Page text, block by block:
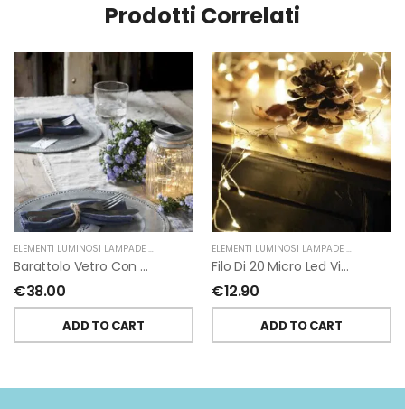
Prodotti Correlati
ELEMENTI LUMINOSI LAMPADE E LED ,FIORIRA' UN GIARDINO
Barattolo Vetro Con Corda Energia Solare Esterno D11 H15.6 Cm
€38.00
ADD TO CART
ELEMENTI LUMINOSI LAMPADE E LED
Filo Di 20 Micro Led Vicini 110 Cm
€12.90
ADD TO CART